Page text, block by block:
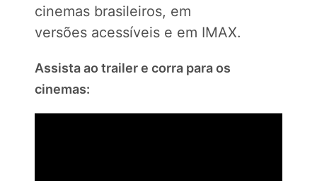
cinemas brasileiros, em
versões acessíveis e em IMAX.
Assista ao trailer e corra para os
cinemas: